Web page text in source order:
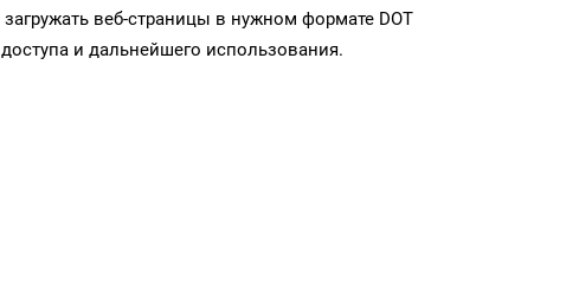
загружать веб-страницы в нужном формате DOT
и дальнейшего использования.